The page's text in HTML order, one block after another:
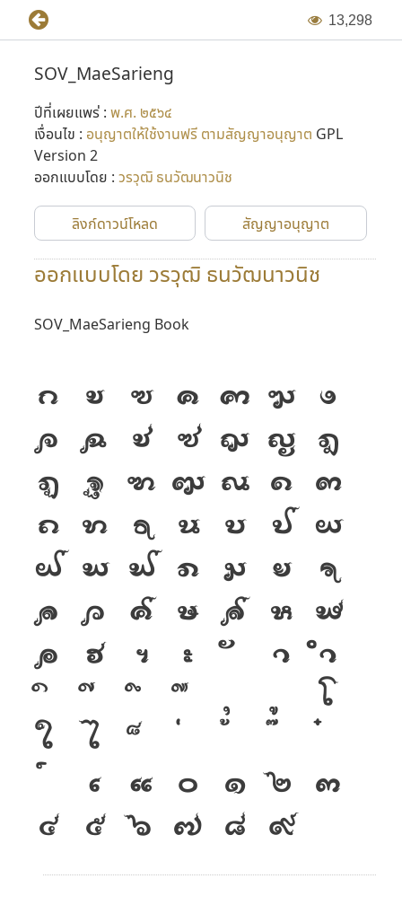
13,298
SOV_MaeSarieng
ปีที่เผยแพร่ : พ.ศ. ๒๕๖๔
เงื่อนไข : อนุญาตให้ใช้งานฟรี ตามสัญญาอนุญาต GPL
Version 2
ออกแบบโดย : วรวุฒิ ธนวัฒนาวนิช
ลิงก์ดาวน์โหลด สัญญาอนุญาต
ออกแบบโดย วรวุฒิ ธนวัฒนาวนิช
SOV_MaeSarieng Book
ก ข ฃ ค ฅ ฆ ง
จ ฉ ช ซ ฌ ญ ฎ
ฏ ฐ ฑ ฒ ณ ด ต
ถ ท ธ น บ ป ผ
ฝ พ ฟ ภ ม ย ร
ล ว ศ ษ ส ห ฬ
อ ฮ ฯ ะ า
ำ
โ
ใ
ไ
เ แ ๐ ๑ ๒ ๓
๔ ๕ ๖ ๗ ๘ ๙